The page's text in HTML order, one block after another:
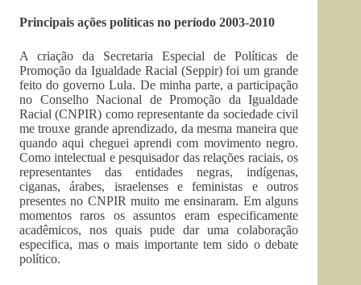
Principais ações políticas no período 2003-2010
A criação da Secretaria Especial de Políticas de
Promoção da Igualdade Racial (Seppir) foi um grande
feito do governo Lula. De minha parte, a participação
no Conselho Nacional de Promoção da Igualdade
Racial (CNPIR) como representante da sociedade civil
me trouxe grande aprendizado, da mesma maneira que
quando aqui cheguei aprendi com movimento negro.
Como intelectual e pesquisador das relações raciais, os
representantes das entidades negras, indígenas,
ciganas, árabes, israelenses e feministas e outros
presentes no CNPIR muito me ensinaram. Em alguns
momentos raros os assuntos eram especificamente
acadêmicos, nos quais pude dar uma colaboração
especifica, mas o mais importante tem sido o debate
político.